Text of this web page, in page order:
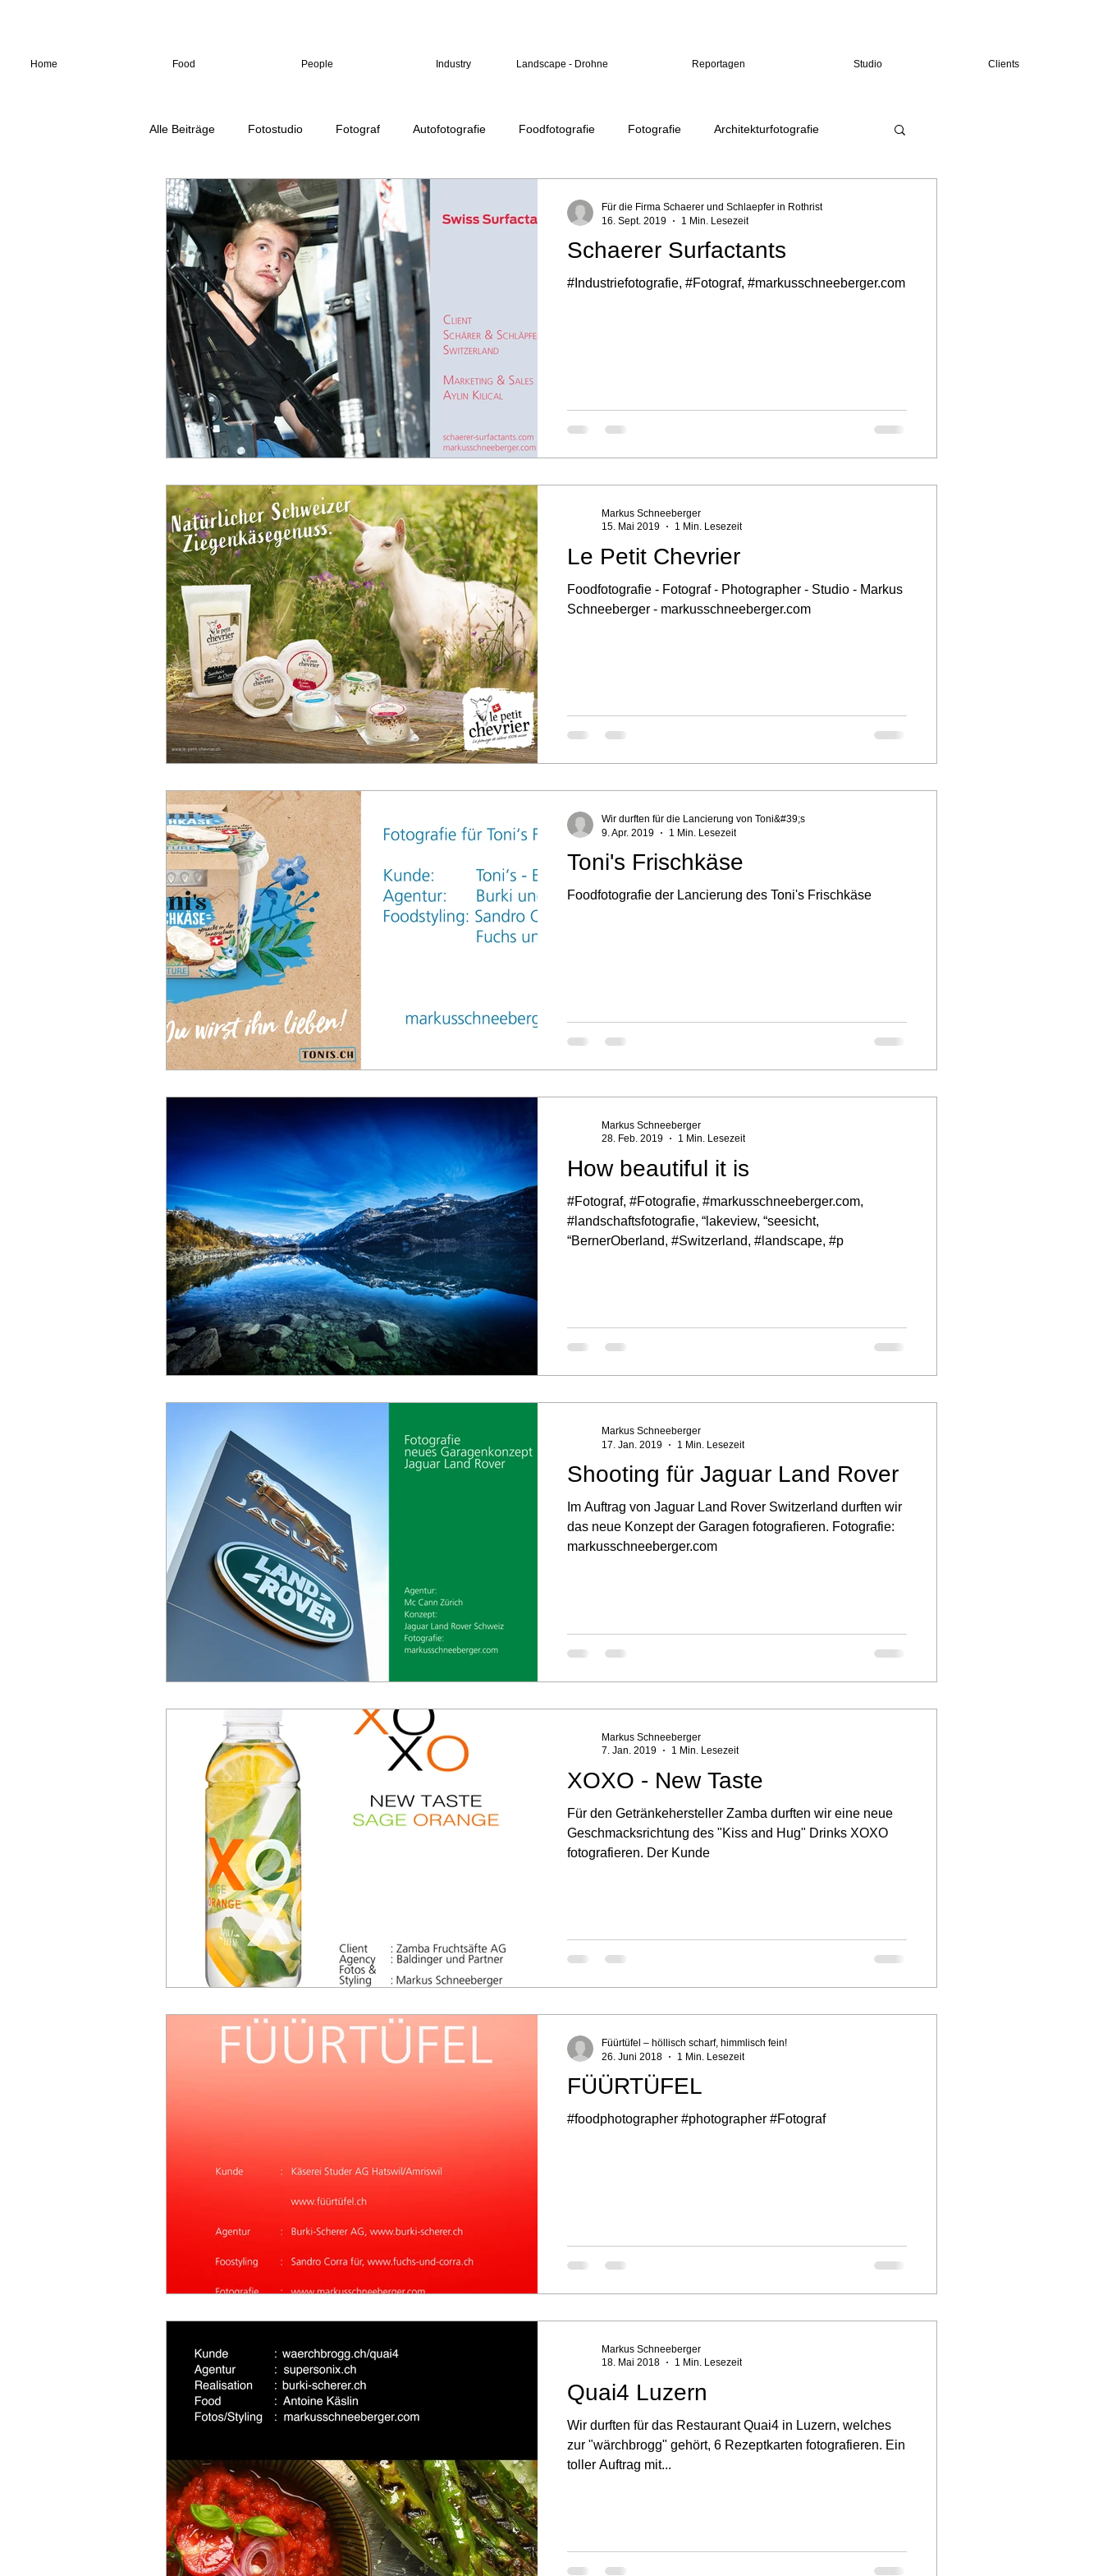
Home Food People Industry Landscape - Drohne Reportagen Studio Clients
Alle Beiträge Fotostudio Fotograf Autofotografie Foodfotografie Fotografie Architekturfotografie
Landscape Landschaft Landscapefotografie
Schaerer Surfactants
#Industriefotografie, #Fotograf, #markusschneeberger.com
Für die Firma Schaerer und Schlaepfer in Rothrist
16. Sept. 2019
1 Min. Lesezeit
Le Petit Chevrier
Foodfotografie - Fotograf - Photographer - Studio - Markus
Schneeberger - markusschneeberger.com
Markus Schneeberger
15. Mai 2019
1 Min. Lesezeit
Toni's Frischkäse
Foodfotografie der Lancierung des Toni's Frischkäse
Wir durften für die Lancierung von Toni&#39;s
9. Apr. 2019
1 Min. Lesezeit
How beautiful it is
#Fotograf, #Fotografie, #markusschneeberger.com,
#landschaftsfotografie, “lakeview, “seesicht,
“BernerOberland, #Switzerland, #landscape, #p
Markus Schneeberger
28. Feb. 2019
1 Min. Lesezeit
Shooting für Jaguar Land Rover
Im Auftrag von Jaguar Land Rover Switzerland durften wir
das neue Konzept der Garagen fotografieren. Fotografie:
markusschneeberger.com
Markus Schneeberger
17. Jan. 2019
1 Min. Lesezeit
XOXO - New Taste
Für den Getränkehersteller Zamba durften wir eine neue
Geschmacksrichtung des "Kiss and Hug" Drinks XOXO
fotografieren. Der Kunde
Markus Schneeberger
7. Jan. 2019
1 Min. Lesezeit
FÜÜRTÜFEL
#foodphotographer #photographer #Fotograf
Füürtüfel – höllisch scharf, himmlisch fein!
26. Juni 2018
1 Min. Lesezeit
Quai4 Luzern
Wir durften für das Restaurant Quai4 in Luzern, welches
zur "wärchbrogg" gehört, 6 Rezeptkarten fotografieren. Ein
toller Auftrag mit...
Markus Schneeberger
18. Mai 2018
1 Min. Lesezeit